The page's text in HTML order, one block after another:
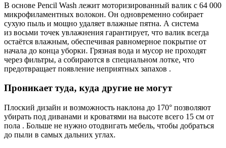
В основе Pencil Wash лежит моторизированный валик с 64 000
микрофиламентных волокон. Он одновременно собирает
сухую пыль и мощно удаляет влажные пятна. А система
из восьми точек увлажнения гарантирует, что валик всегда
остаётся влажным, обеспечивая равномерное покрытие от
начала до конца уборки. Грязная вода и мусор не проходят
через фильтры, а собираются в специальном лотке, что
предотвращает появление неприятных запахов .
Проникает туда, куда другие не могут
Плоский дизайн и возможность наклона до 170° позволяют
убирать под диванами и кроватями на высоте всего 15 см от
пола . Больше не нужно отодвигать мебель, чтобы добраться
до пыли в самых дальних углах.